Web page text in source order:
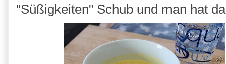
"Süßigkeiten" Schub und man hat